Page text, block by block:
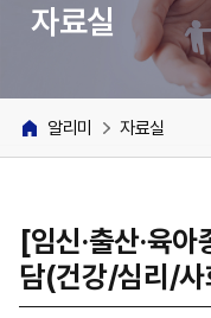
자료실
알리미 자료실
[임신·출산·육
담(건강/심리/